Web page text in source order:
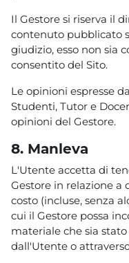
Il Gestore si riserva il
contenuto pubblicato
giudizio, esso non sia
consentito del Sito.
Le opinioni espresse
Studenti, Tutor e
opinioni del Gestore.
8. Manleva
L'Utente accetta di
Gestore in relazione a
costo (incluse, senza
cui il Gestore possa
materiale che sia
dall'Utente o